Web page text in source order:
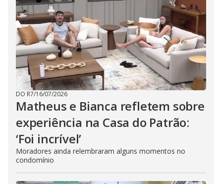
DO R7/16/07/2026
Matheus e Bianca refletem sobre
experiência na Casa do Patrão:
‘Foi incrível’
Moradores ainda relembraram alguns momentos no
condomínio